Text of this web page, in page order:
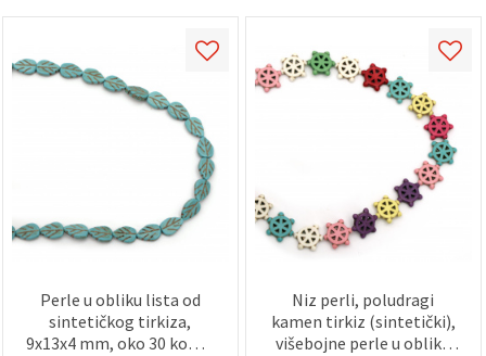
Perle u obliku lista od
sintetičkog tirkiza,
9x13x4 mm, oko 30 kom –
Niz perli, poludragi
kamen tirkiz (sintetički),
višebojne perle u obliku